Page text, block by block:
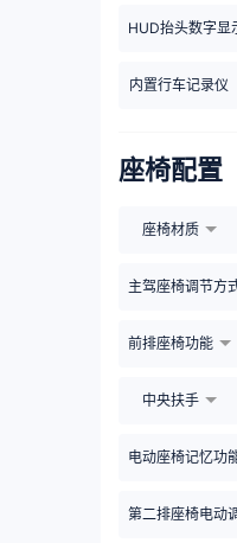
HUD抬头数字显
内置行车记录仪
座椅配置
座椅材质
主驾座椅调节方
前排座椅功能
中央扶手
电动座椅记忆功
第二排座椅电动